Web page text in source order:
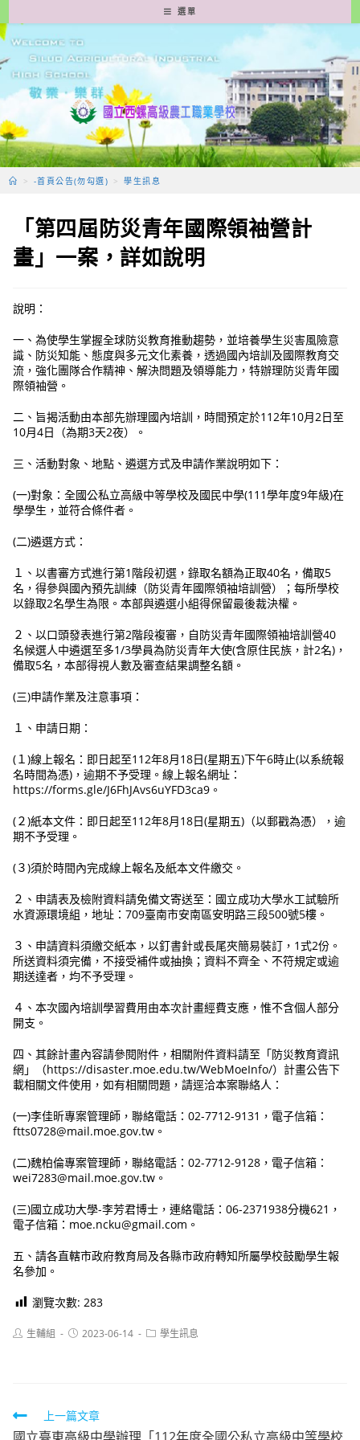
轉
至
要
容
選單
> -首頁公告(勿勾選) > 學生訊息
「第四屆防災青年國際領袖營計
畫」一案，詳如說明
說明：
一、為使學生掌握全球防災教育推動趨勢，並培養學生災害風險意
識、防災知能、態度與多元文化素養，透過國內培訓及國際教育交
流，強化團隊合作精神、解決問題及領導能力，特辦理防災青年國
際領袖營。
二、旨揭活動由本部先辦理國內培訓，時間預定於112年10月2日至
10月4日（為期3天2夜）。
三、活動對象、地點、遴選方式及申請作業說明如下：
(一)對象：全國公私立高級中等學校及國民中學(111學年度9年級)在
學學生，並符合條件者。
(二)遴選方式：
１、以書審方式進行第1階段初選，錄取名額為正取40名，備取5
名，得參與國內預先訓練（防災青年國際領袖培訓營）；每所學校
以錄取2名學生為限。本部與遴選小組得保留最後裁決權。
２、以口頭發表進行第2階段複審，自防災青年國際領袖培訓營40
名候選人中遴選至多1/3學員為防災青年大使(含原住民族，計2名)，
備取5名，本部得視人數及審查結果調整名額。
(三)申請作業及注意事項：
１、申請日期：
(１)線上報名：即日起至112年8月18日(星期五)下午6時止(以系統報
名時間為憑)，逾期不予受理。線上報名網址：
https://forms.gle/J6FhJAvs6uYFD3ca9。
(２)紙本文件：即日起至112年8月18日(星期五)（以郵戳為憑），逾
期不予受理。
(３)須於時間內完成線上報名及紙本文件繳交。
２、申請表及檢附資料請免備文寄送至：國立成功大學水工試驗所
水資源環境組，地址：709臺南市安南區安明路三段500號5樓。
３、申請資料須繳交紙本，以釘書針或長尾夾簡易裝訂，1式2份。
所送資料須完備，不接受補件或抽換；資料不齊全、不符規定或逾
期送達者，均不予受理。
４、本次國內培訓學習費用由本次計畫經費支應，惟不含個人部分
開支。
四、其餘計畫內容請參閱附件，相關附件資料請至「防災教育資訊
網」（https://disaster.moe.edu.tw/WebMoeInfo/）計畫公告下
載相關文件使用，如有相關問題，請逕洽本案聯絡人：
(一)李佳昕專案管理師，聯絡電話：02-7712-9131，電子信箱：
ftts0728@mail.moe.gov.tw。
(二)魏柏倫專案管理師，聯絡電話：02-7712-9128，電子信箱：
wei7283@mail.moe.gov.tw。
(三)國立成功大學-李芳君博士，連絡電話：06-2371938分機621，
電子信箱：moe.ncku@gmail.com。
五、請各直轄市政府教育局及各縣市政府轉知所屬學校鼓勵學生報
名參加。
瀏覽次數: 283
Post生輔組
Post2023-06-14
Post學生訊息
Read上一篇文章